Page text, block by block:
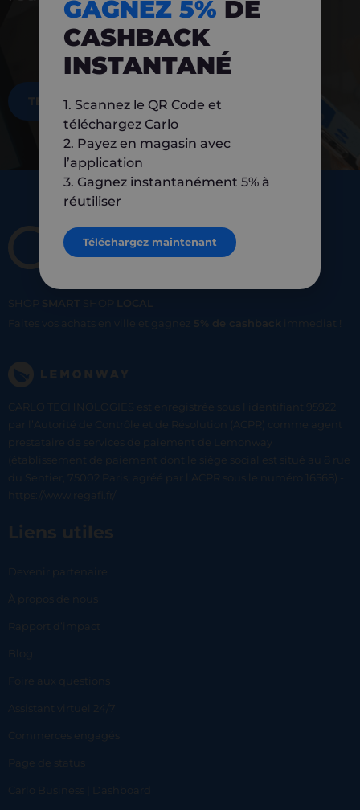
TÉLÉCHARGEZ MAINTENANT
SHOP SMART SHOP
LOCAL
Faites vos achats en ville et gagnez 5% de cashback immediat !
CARLO TECHNOLOGIES est enregistrée sous l'identifiant 95922
par l’Autorité de Contrôle et de Résolution (ACPR) comme agent
prestataire de services de paiement de Lemonway
(établissement de paiement dont le siège social est situé au 8 rue
du Sentier, 75002 Paris, agréé par l’ACPR sous le numéro 16568) -
https://www.regafi.fr/
Liens utiles
Devenir partenaire
À propos de nous
Rapport d’impact
Blog
Foire aux questions
Assistant virtuel 24/7
Commerces engagés
Page de status
Carlo Business | Dashboard
GAGNEZ 5% DE
CASHBACK
INSTANTANÉ
1. Scannez le QR Code et
téléchargez Carlo
2. Payez en magasin avec
l’application
3. Gagnez instantanément 5% à
réutiliser
Téléchargez maintenant